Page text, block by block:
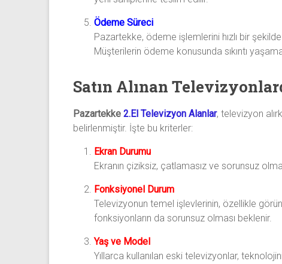
Ödeme Süreci
Pazartekke, ödeme işlemlerini hızlı bir
Müşterilerin ödeme konusunda sıkıntı
Satın Alınan
Pazartekke 2.El Televizyon Alanlar, televizyon
belirlenmiştir. İşte bu kriterler:
Ekran Durumu
Ekranın çiziksiz, çatlamasız ve sorunsuz
Fonksiyonel Durum
Televizyonun temel işlevlerinin, özellikle
fonksiyonların da sorunsuz olması beklenir.
Yaş ve Model
Yıllarca kullanılan eski televizyonlar,